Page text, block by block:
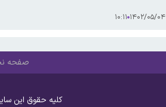
۱۴۰۲/۰۵/۰۴ ۱۰:۱۱
صفحه
کلیه حقوق این